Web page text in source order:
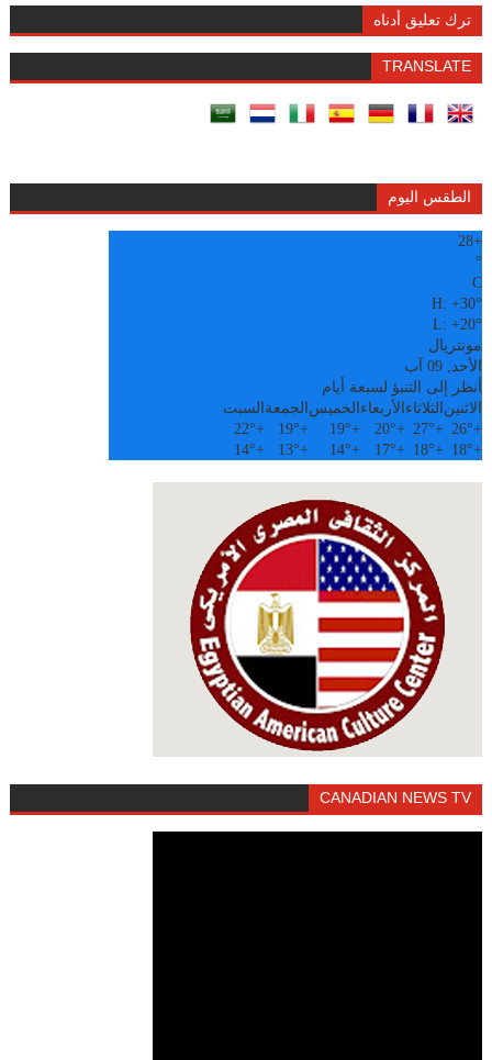
ترك تعليق أدناه
TRANSLATE
الطقس اليوم
+
28
°
C
H:+30°
L:+20°
مونتريال
الأحد, 09 آب
أنظر إلى التنبؤ لسبعة أيام
الاثنين الثلاثاء الأربعاء الخميس الجمعة السبت
+
26°
+
27°
+
20°
+
19°
+
19°
+
22°
+
18°
+
18°
+
17°
+
14°
+
13°
+
14°
CANADIAN NEWS TV